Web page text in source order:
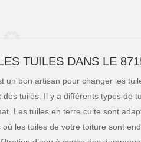
TUILES DANS LE
un bon artisan pour changer les
tuiles. Il y a différents types de
Les tuiles en terre cuite sont
les tuiles de votre toiture sont